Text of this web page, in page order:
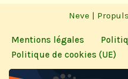
Neve |
Mentions légales
Politique de cookies (UE)